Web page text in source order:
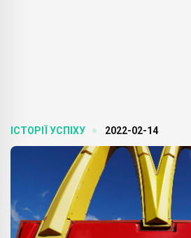
ІСТОРІЇ УСПІХУ 2022-02-14